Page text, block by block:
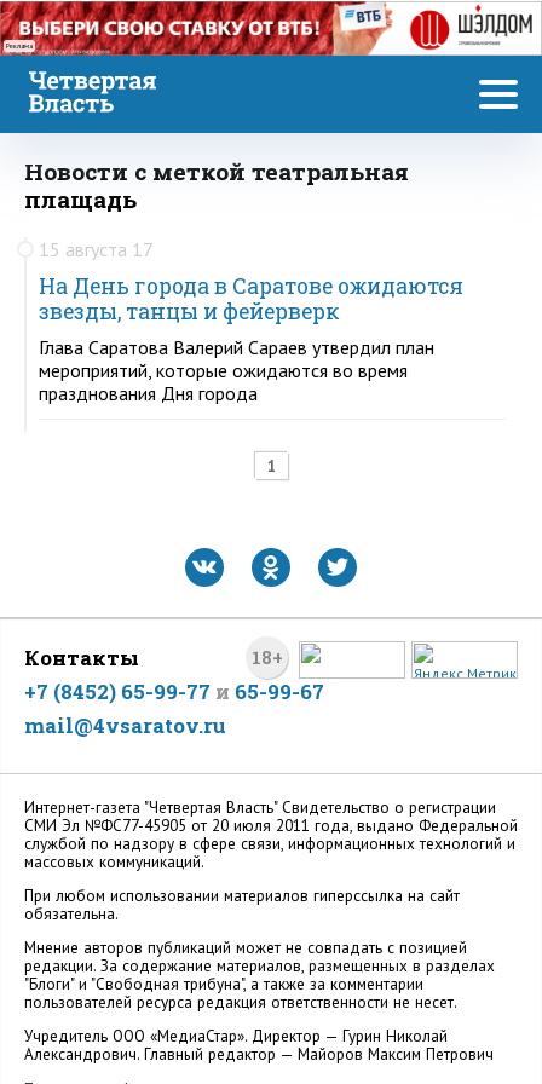
Реклама
Новости с меткой театральная
плащадь
15 августа 17
На День города в Саратове ожидаются
звезды, танцы и фейерверк
Глава Саратова Валерий Сараев утвердил план
мероприятий, которые ожидаются во время
празднования Дня города
1
18+
Контакты
+7 (8452) 65-99-77 и 65-99-67
mail@4vsaratov.ru
Интернет-газета "Четвертая Власть" Cвидетельство о регистрации
СМИ Эл №ФС77-45905 от 20 июля 2011 года, выдано Федеральной
службой по надзору в сфере связи, информационных технологий и
массовых коммуникаций.
При любом использовании материалов гиперссылка на сайт
обязательна.
Мнение авторов публикаций может не совпадать с позицией
редакции. За содержание материалов, размещенных в разделах
"Блоги" и "Свободная трибуна", а также за комментарии
пользователей ресурса редакция ответственности не несет.
Учредитель ООО «МедиаСтар». Директор — Гурин Николай
Александрович. Главный редактор — Майоров Максим Петрович